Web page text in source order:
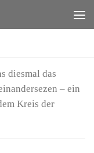
diesmal das
– ein
Kreis der